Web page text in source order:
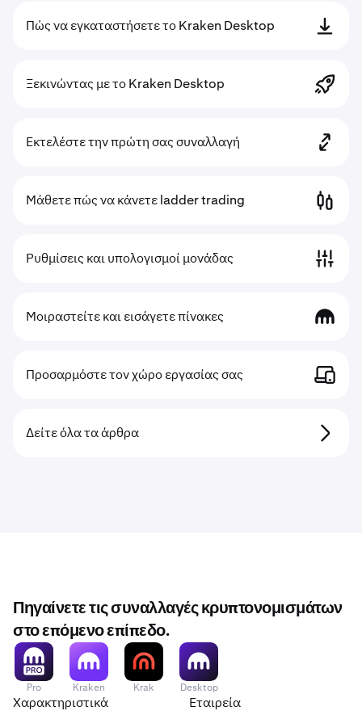
Πώς να εγκαταστήσετε το Kraken Desktop
Ξεκινώντας με το Kraken Desktop
Εκτελέστε την πρώτη σας συναλλαγή
Μάθετε πώς να κάνετε ladder trading
Ρυθμίσεις και υπολογισμοί μονάδας
Μοιραστείτε και εισάγετε πίνακες
Προσαρμόστε τον χώρο εργασίας σας
Δείτε όλα τα άρθρα
Πηγαίνετε τις συναλλαγές κρυπτονομισμάτων
στο επόμενο επίπεδο.
Pro Kraken Krak Desktop
Χαρακτηριστικά Εταιρεία